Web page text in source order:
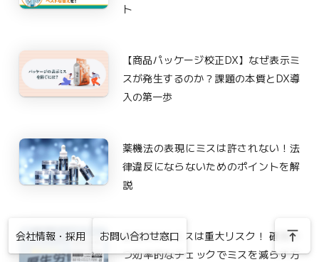
ト
【商品パッケージ校正DX】なぜ表示ミ
スが発生するのか？課題の本質とDX導
入の第一歩
薬機法の表現にミスは許されない！法
律違反にならないためのポイントを解
説
食品表示のミスは重大リスク！ 確実か
つ効率的なチェックでミスを減らす方
会社情報・採用 お問い合わせ窓口 vertical_align_top